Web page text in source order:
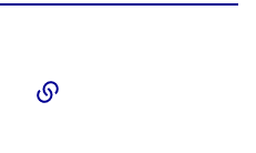
sur LinkedIn
Partager par courriel